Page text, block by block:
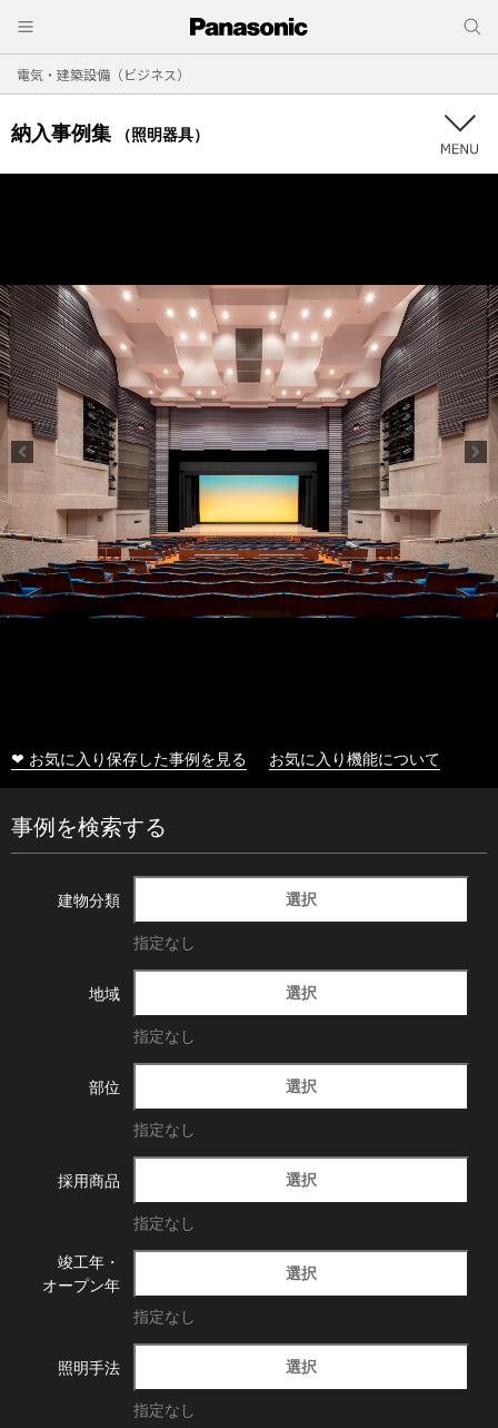
電気・建築設備（ビジネス）
納入事例集 （照明器具）
❤ お気に入り保存した事例を見る お気に入り機能について
事例を検索する
建物分類 選択
指定なし
地域 選択
指定なし
部位 選択
指定なし
採用商品 選択
指定なし
竣工年・
オープン年
選択
指定なし
照明手法 選択
指定なし